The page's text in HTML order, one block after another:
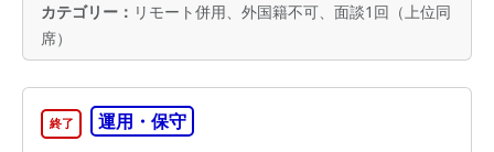
カテゴリー： リモート併用、外国籍不可、面談1回（上位同
席）
終了 運用・保守